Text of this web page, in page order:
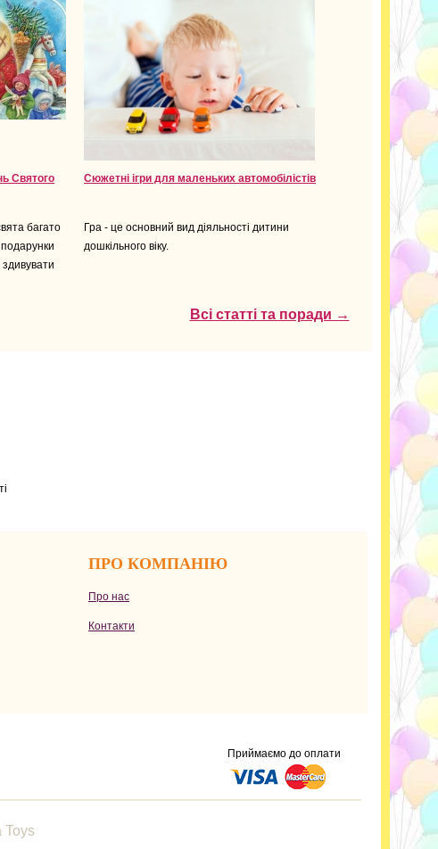
Святого
багато
Сюжетні ігри для маленьких автомобілістів
Гра - це основний вид діяльності дитини
дошкільного віку.
Всі статті та поради →
ПРО КОМПАНІЮ
Про нас
Контакти
Приймаємо до оплати
Toys